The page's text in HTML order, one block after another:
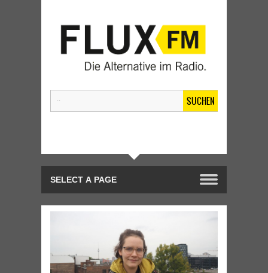
SUCHEN